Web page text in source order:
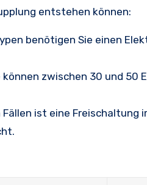
entstehen können:
benötigen Sie einen
zwischen 30 und 50
Fällen ist eine Freischaltung